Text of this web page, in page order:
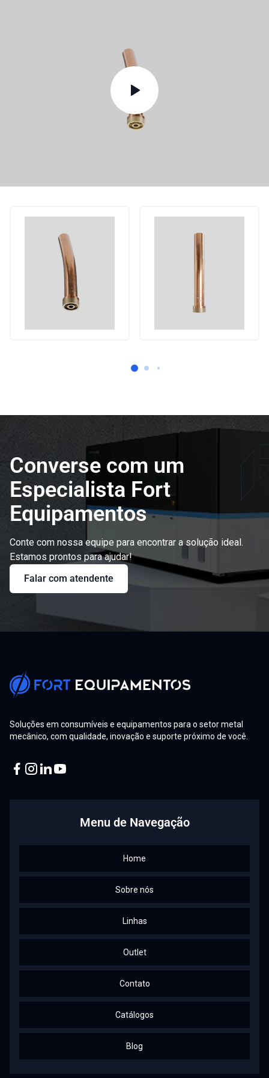
Converse com um
Especialista Fort
Equipamentos
Conte com nossa equipe para encontrar a solução ideal.
Estamos prontos para ajudar!
Falar com atendente
Soluções em consumíveis e equipamentos para o setor metal
mecânico, com qualidade, inovação e suporte próximo de você.
Menu de Navegação
Home
Sobre nós
Linhas
Outlet
Contato
Catálogos
Blog